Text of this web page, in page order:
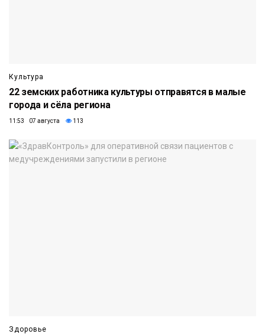
Культура
22 земских работника культуры отправятся в малые
города и сёла региона
11:53 07 августа 113
Здоровье